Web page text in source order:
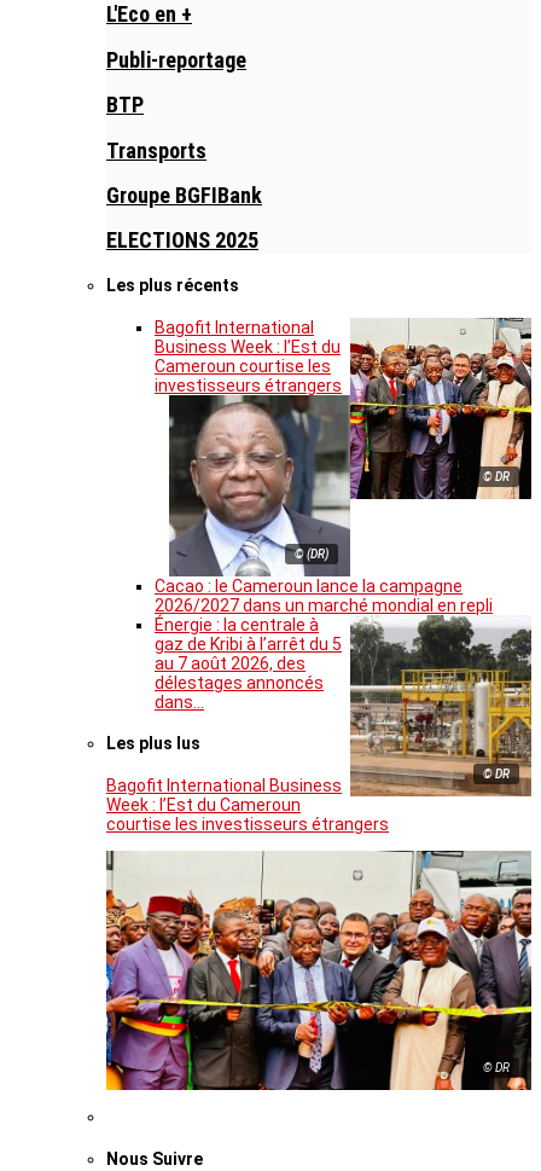
L'Eco en +
Publi-reportage
BTP
Transports
Groupe BGFIBank
ELECTIONS 2025
Les plus récents
© DR
Bagofit International
Business Week : l’Est du
Cameroun courtise les
investisseurs étrangers
© (DR)
Cacao : le Cameroun lance la campagne
2026/2027 dans un marché mondial en repli
© DR
Énergie : la centrale à
gaz de Kribi à l’arrêt du 5
au 7 août 2026, des
délestages annoncés
dans…
Les plus lus
Bagofit International Business
Week : l’Est du Cameroun
courtise les investisseurs étrangers
© DR
Nous Suivre